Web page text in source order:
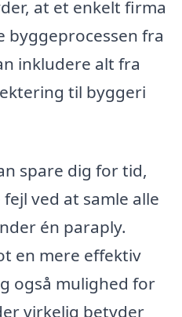
at et enkelt firma
byggeprocessen fra
inkludere alt fra
til byggeri
spare dig for tid,
ved at samle alle
én paraply.
en mere effektiv
også mulighed for
virkelig betyder